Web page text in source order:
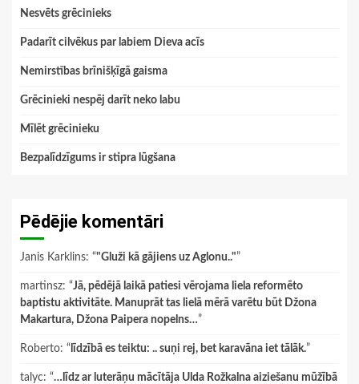
Nesvēts grēcinieks
Padarīt cilvēkus par labiem Dieva acīs
Nemirstības brīnišķīgā gaisma
Grēcinieki nespēj darīt neko labu
Mīlēt grēcinieku
Bezpalīdzīgums ir stipra lūgšana
Pēdējie komentāri
Janis Karklins: “"Gluži kā gājiens uz Aglonu.."”
martinsz: “Jā, pēdējā laikā patiesi vērojama liela reformēto
baptistu aktivitāte. Manuprāt tas lielā mērā varētu būt Džona
Makartura, Džona Paipera nopelns…”
Roberto: “ līdzībā es teiktu: .. suņi rej, bet karavāna iet tālāk.”
talyc: “…līdz ar luterāņu mācītāja Ulda Rožkalna aiziešanu mūžībā